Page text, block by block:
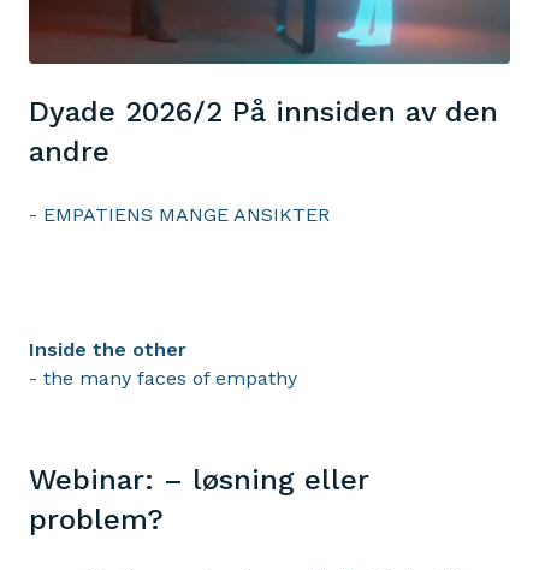
Dyade 2026/2 På innsiden av den
andre
- EMPATIENS MANGE ANSIKTER
Inside the other
- the many faces of empathy
Webinar: – løsning eller
problem?